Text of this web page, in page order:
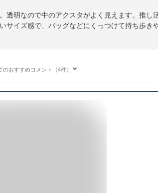
透明なので中のアクスタがよく見えます。推し
サイズ感で、バッグなどにくっつけて持ち歩き
のおすすめコメント（4件）